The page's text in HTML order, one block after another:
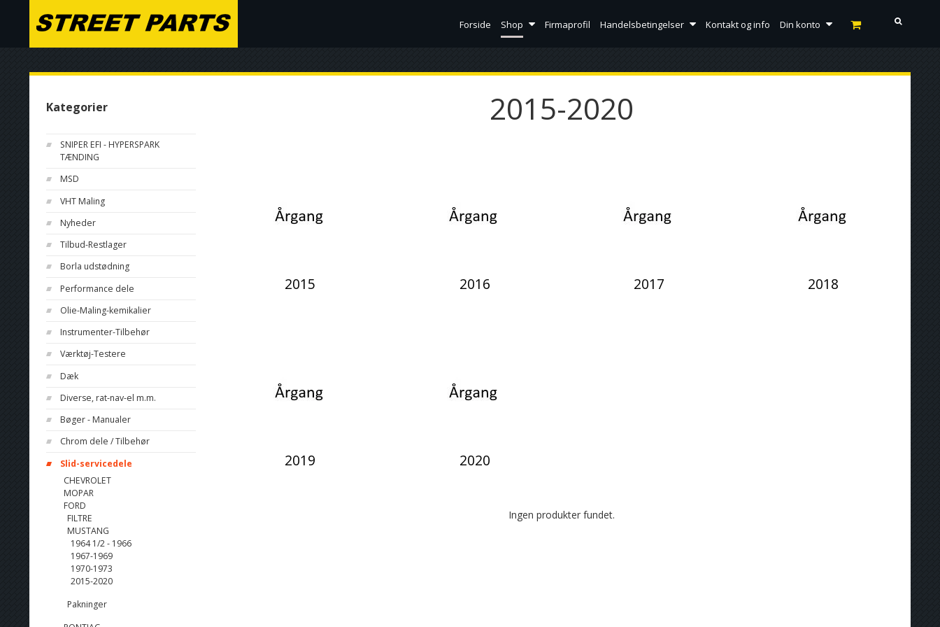
Forside Shop Firmaprofil Handelsbetingelser Kontakt og info Din konto
Kategorier
SNIPER EFI - HYPERSPARK
TÆNDING
MSD
VHT Maling
Nyheder
Tilbud-Restlager
Borla udstødning
Performance dele
Olie-Maling-kemikalier
Instrumenter-Tilbehør
Værktøj-Testere
Dæk
Diverse, rat-nav-el m.m.
Bøger - Manualer
Chrom dele / Tilbehør
Slid-servicedele
CHEVROLET
MOPAR
FORD
FILTRE
MUSTANG
1964 1/2 - 1966
1967-1969
1970-1973
2015-2020
Pakninger
2015-2020
2015 2016 2017 2018
2019 2020
Ingen produkter fundet.